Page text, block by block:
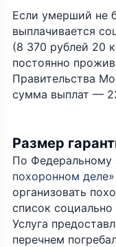
Если умерший не
выплачивается
(8 370 рублей 20
постоянно
Правительства
сумма выплат —
Размер
По Федеральному
похоронном деле»
организовать
список
Услуга
перечнем